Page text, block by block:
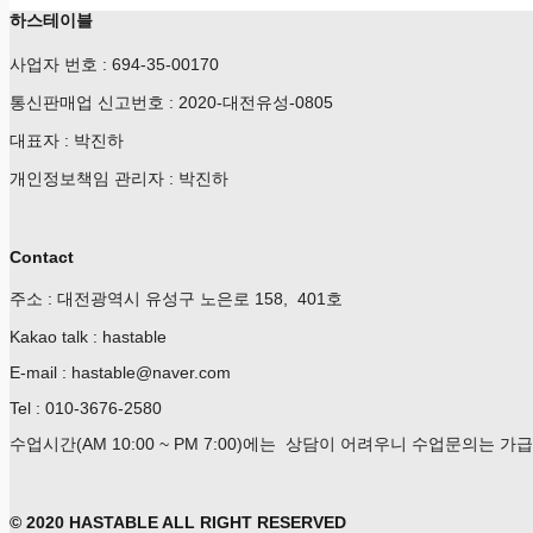
하스테이블
사업자 번호 : 694-35-00170
통신판매업 신고번호 : 2020-대전유성-0805
대표자 : 박진하
개인정보책임 관리자 : 박진하
Contact
주소 : 대전광역시 유성구 노은로 158, 401호
Kakao talk : hastable
E-mail : hastable@naver.com
Tel : 010-3676-2580
수업시간(AM 10:00 ~ PM 7:00)에는 상담이 어려우니 수업문의는 가
© 2020 HASTABLE ALL RIGHT RESERVED